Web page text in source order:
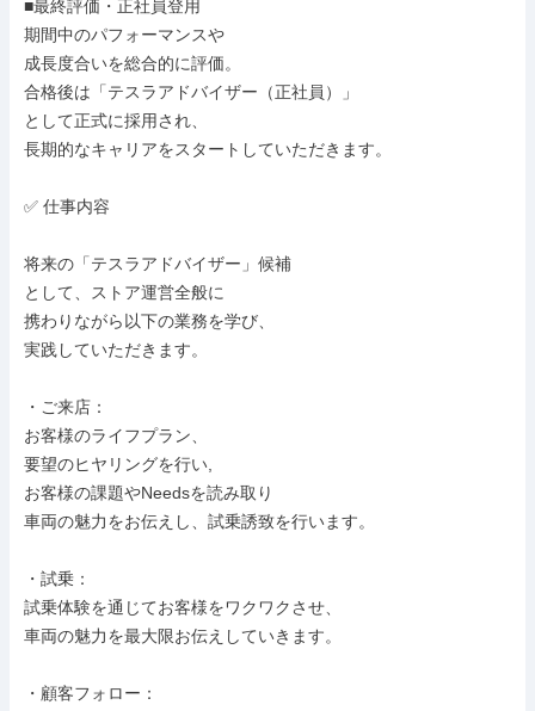
■最終評価・正社員登用
期間中のパフォーマンスや
成長度合いを総合的に評価。
合格後は「テスラアドバイザー（正社員）」
として正式に採用され、
長期的なキャリアをスタートしていただきます。
✅ 仕事内容
将来の「テスラアドバイザー」候補
として、ストア運営全般に
携わりながら以下の業務を学び、
実践していただきます。
・ご来店：
お客様のライフプラン、
要望のヒヤリングを行い,
お客様の課題やNeedsを読み取り
車両の魅力をお伝えし、試乗誘致を行います。
・試乗：
試乗体験を通じてお客様をワクワクさせ、
車両の魅力を最大限お伝えしていきます。
・顧客フォロー：